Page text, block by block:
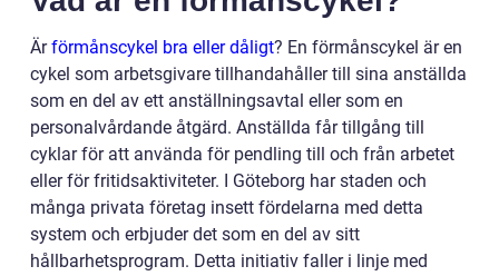
Ärförmånscykel bra eller dåligt? En förmånscykel är en
cykel som arbetsgivare tillhandahåller till sina anställda
som en del av ett anställningsavtal eller som en
personalvårdande åtgärd. Anställda får tillgång till
cyklar för att använda för pendling till och från arbetet
eller för fritidsaktiviteter. I Göteborg har staden och
många privata företag insett fördelarna med detta
system och erbjuder det som en del av sitt
hållbarhetsprogram. Detta initiativ faller i linje med